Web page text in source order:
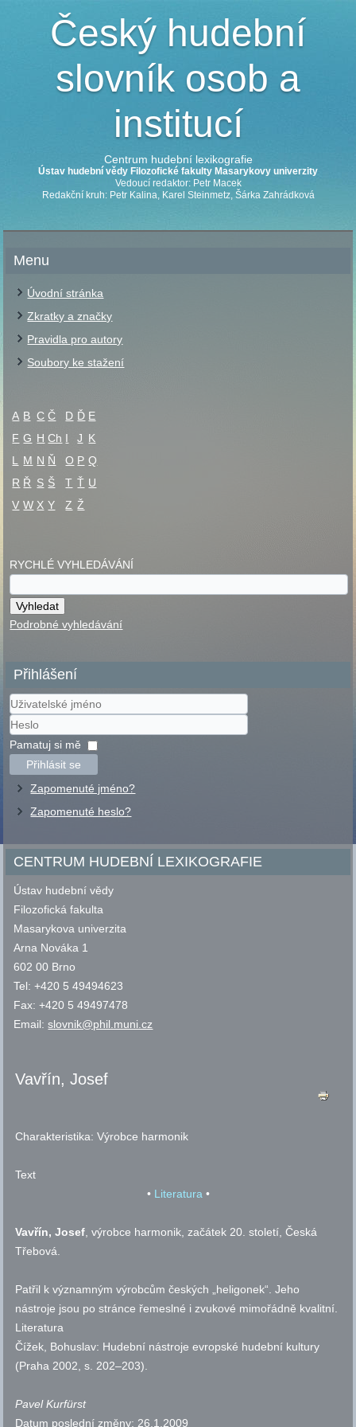
Český hudební
slovník osob a
institucí
Centrum hudební lexikografie
Ústav hudební vědy Filozofické fakulty Masarykovy univerzity
Vedoucí redaktor: Petr Macek
Redakční kruh: Petr Kalina, Karel Steinmetz, Šárka Zahrádková
Menu
Úvodní stránka
Zkratky a značky
Pravidla pro autory
Soubory ke stažení
A B C Č D Ď E
F G H Ch I J K
L
M N Ň O P Q
R Ř S Š T Ť U
V W X Y Z Ž
RYCHLÉ VYHLEDÁVÁNÍ
Podrobné vyhledávání
Přihlášení
Uživatelské
jméno
Heslo
Pamatuj si mě
Přihlásit se
Zapomenuté jméno?
Zapomenuté heslo?
CENTRUM HUDEBNÍ LEXIKOGRAFIE
Ústav hudební vědy
Filozofická fakulta
Masarykova univerzita
Arna Nováka 1
602 00 Brno
Tel: +420 5 49494623
Fax: +420 5 49497478
Email:slovnik@phil.muni.cz
Vavřín, Josef
Charakteristika:Výrobce harmonik
Text
• Literatura•
Vavřín, Josef, výrobce harmonik, začátek 20. století, Česká
Třebová.
Patřil k významným výrobcům českých „heligonek“. Jeho
nástroje jsou po stránce řemeslné i zvukové mimořádně kvalitní.
Literatura
Čížek, Bohuslav: Hudební nástroje evropské hudební kultury
(Praha 2002, s. 202–203).
Pavel Kurfürst
Datum poslední změny:26.1.2009